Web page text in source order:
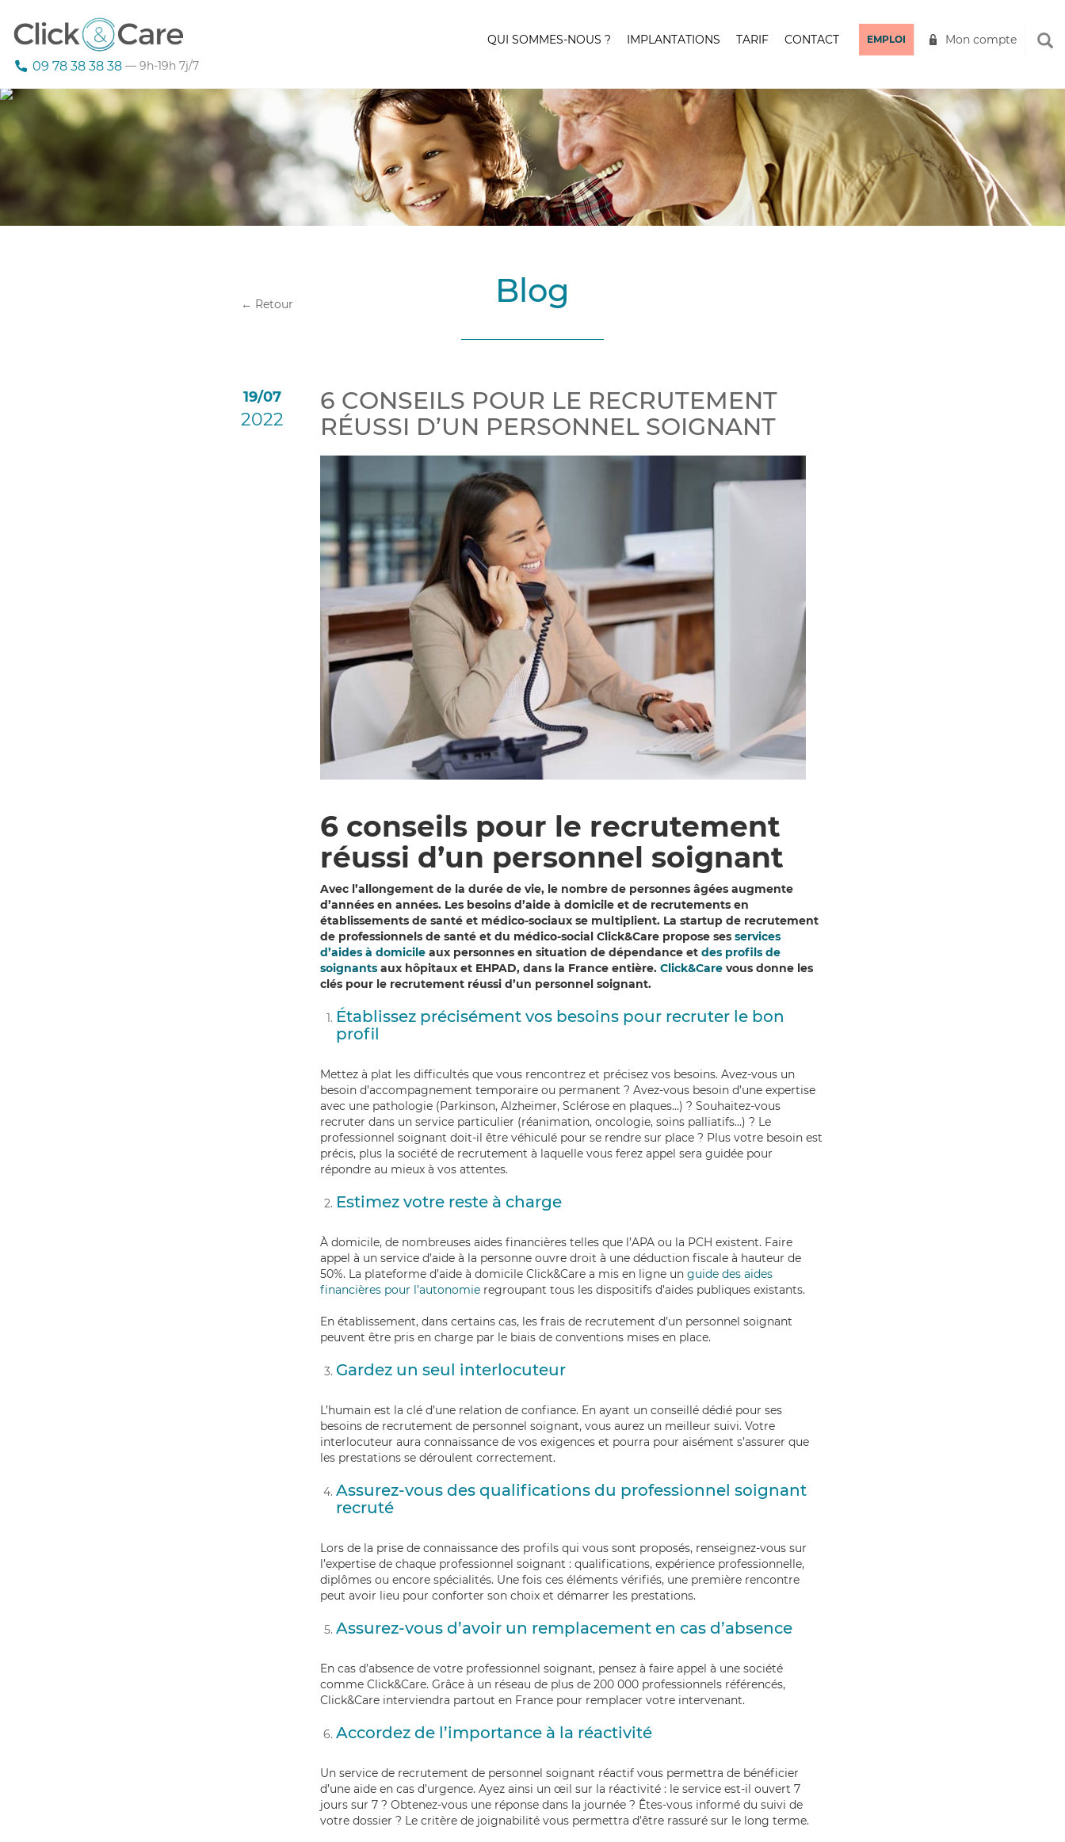
09 78 38 38 38 — 9h-19h 7j/7
QUI SOMMES-NOUS ? IMPLANTATIONS TARIF CONTACT EMPLOI Mon compte
Blog
← Retour
19/07
2022
6 CONSEILS POUR LE RECRUTEMENT
RÉUSSI D’UN PERSONNEL SOIGNANT
6 conseils pour le recrutement
réussi d’un personnel soignant
Avec l’allongement de la durée de vie, le nombre de personnes âgées augmente
d’années en années. Les besoins d’aide à domicile et de recrutements en
établissements de santé et médico-sociaux se multiplient. La startup de recrutement
de professionnels de santé et du médico-social Click&Care propose ses services
d’aides à domicile aux personnes en situation de dépendance et des profils de
soignants aux hôpitaux et EHPAD, dans la France entière. Click&Care vous donne les
clés pour le recrutement réussi d’un personnel soignant.
Établissez précisément vos besoins pour recruter le bon
profil
Mettez à plat les difficultés que vous rencontrez et précisez vos besoins. Avez-vous un
besoin d’accompagnement temporaire ou permanent ? Avez-vous besoin d’une expertise
avec une pathologie (Parkinson, Alzheimer, Sclérose en plaques...) ? Souhaitez-vous
recruter dans un service particulier (réanimation, oncologie, soins palliatifs...) ? Le
professionnel soignant doit-il être véhiculé pour se rendre sur place ? Plus votre besoin est
précis, plus la société de recrutement à laquelle vous ferez appel sera guidée pour
répondre au mieux à vos attentes.
Estimez votre reste à charge
À domicile, de nombreuses aides financières telles que l’APA ou la PCH existent. Faire
appel à un service d’aide à la personne ouvre droit à une déduction fiscale à hauteur de
50%. La plateforme d’aide à domicile Click&Care a mis en ligne un guide des aides
financières pour l’autonomie regroupant tous les dispositifs d’aides publiques existants.
En établissement, dans certains cas, les frais de recrutement d’un personnel soignant
peuvent être pris en charge par le biais de conventions mises en place.
Gardez un seul interlocuteur
L’humain est la clé d’une relation de confiance. En ayant un conseillé dédié pour ses
besoins de recrutement de personnel soignant, vous aurez un meilleur suivi. Votre
interlocuteur aura connaissance de vos exigences et pourra pour aisément s’assurer que
les prestations se déroulent correctement.
Assurez-vous des qualifications du professionnel soignant
recruté
Lors de la prise de connaissance des profils qui vous sont proposés, renseignez-vous sur
l’expertise de chaque professionnel soignant : qualifications, expérience professionnelle,
diplômes ou encore spécialités. Une fois ces éléments vérifiés, une première rencontre
peut avoir lieu pour conforter son choix et démarrer les prestations.
Assurez-vous d’avoir un remplacement en cas d’absence
En cas d’absence de votre professionnel soignant, pensez à faire appel à une société
comme Click&Care. Grâce à un réseau de plus de 200 000 professionnels référencés,
Click&Care interviendra partout en France pour remplacer votre intervenant.
Accordez de l’importance à la réactivité
Un service de recrutement de personnel soignant réactif vous permettra de bénéficier
d’une aide en cas d’urgence. Ayez ainsi un œil sur la réactivité : le service est-il ouvert 7
jours sur 7 ? Obtenez-vous une réponse dans la journée ? Êtes-vous informé du suivi de
votre dossier ? Le critère de joignabilité vous permettra d’être rassuré sur le long terme.